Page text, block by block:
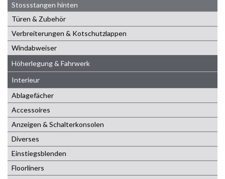
Stossstangen hinten
Türen & Zubehör
Verbreiterungen & Kotschutzlappen
Windabweiser
Höherlegung & Fahrwerk
Interieur
Ablagefächer
Accessoires
Anzeigen & Schalterkonsolen
Diverses
Einstiegsblenden
Floorliners